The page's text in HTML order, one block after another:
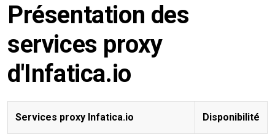
Présentation des
services proxy
d'Infatica.io
Services proxy Infatica.io Disponibilité